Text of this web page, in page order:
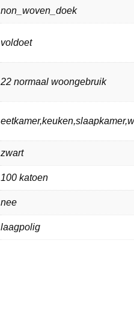
non_woven_doek
voldoet
22 normaal woongebruik
zwart
100 katoen
nee
laagpolig